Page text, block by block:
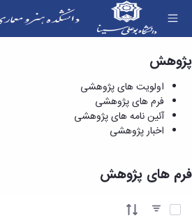
فرم های پژوهشی - دانشکده
پژوهش
اولویت های پژوهشی
فرم های پژوهشی
آئین نامه های پژوهشی
اخبار پژوهشی
فرم های پژوهش
آیتم ها را انتخاب کنید